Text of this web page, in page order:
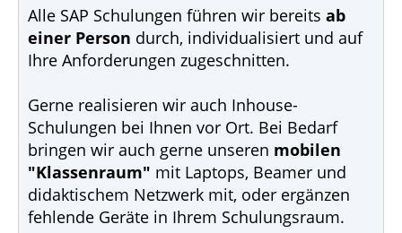
Alle SAP Schulungen führen wir bereits ab
einer Person durch, individualisiert und auf
Ihre Anforderungen zugeschnitten.
Gerne realisieren wir auch Inhouse-
Schulungen bei Ihnen vor Ort. Bei Bedarf
bringen wir auch gerne unseren mobilen
"Klassenraum" mit Laptops, Beamer und
didaktischem Netzwerk mit, oder ergänzen
fehlende Geräte in Ihrem Schulungsraum.